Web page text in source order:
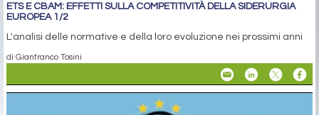
ETS E CBAM: EFFETTI SULLA COMPETITIVITÀ DELLA SIDERURGIA
EUROPEA 1/2
L'analisi delle normative e della loro evoluzione nei prossimi anni
di Gianfranco Tosini